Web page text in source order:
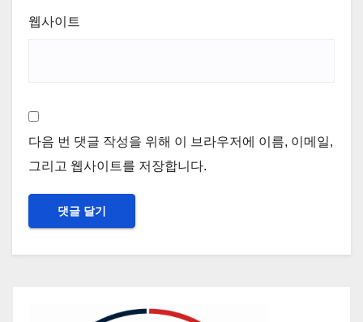
웹사이트
다음 번 댓글 작성을 위해 이 브라우저에 이름, 이메일,
그리고 웹사이트를 저장합니다.